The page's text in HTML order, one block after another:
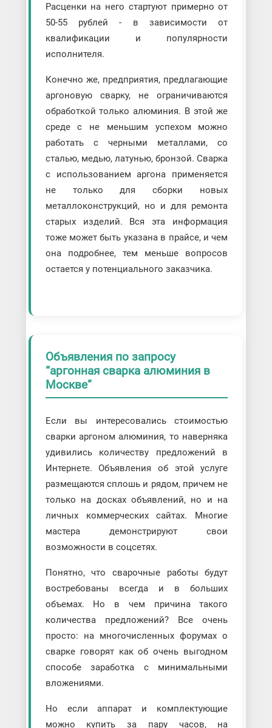
Расценки на него стартуют примерно от
50-55 рублей - в зависимости от
квалификации и популярности
исполнителя.
Конечно же, предприятия, предлагающие
аргоновую сварку, не ограничиваются
обработкой только алюминия. В этой же
среде с не меньшим успехом можно
работать с черными металлами, со
сталью, медью, латунью, бронзой. Сварка
с использованием аргона применяется
не только для сборки новых
металлоконструкций, но и для ремонта
старых изделий. Вся эта информация
тоже может быть указана в прайсе, и чем
она подробнее, тем меньше вопросов
остается у потенциального заказчика.
Объявления по запросу
“аргонная сварка алюминия в
Москве”
Если вы интересовались стоимостью
сварки аргоном алюминия, то наверняка
удивились количеству предложений в
Интернете. Объявления об этой услуге
размещаются сплошь и рядом, причем не
только на досках объявлений, но и на
личных коммерческих сайтах. Многие
мастера демонстрируют свои
возможности в соцсетях.
Понятно, что сварочные работы будут
востребованы всегда и в больших
объемах. Но в чем причина такого
количества предложений? Все очень
просто: на многочисленных форумах о
сварке говорят как об очень выгодном
способе заработка с минимальными
вложениями.
Но если аппарат и комплектующие
можно купить за пару часов, на